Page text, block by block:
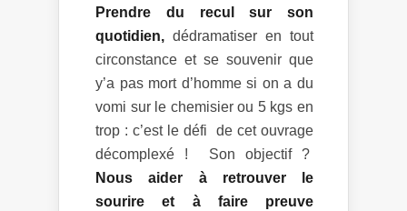
Prendre du recul sur son
quotidien, dédramatiser en tout
circonstance et se souvenir que
y’a pas mort d’homme si on a du
vomi sur le chemisier ou 5 kgs en
trop : c’est le défi de cet ouvrage
décomplexé ! Son objectif ?
Nous aider à retrouver le
sourire et à faire preuve